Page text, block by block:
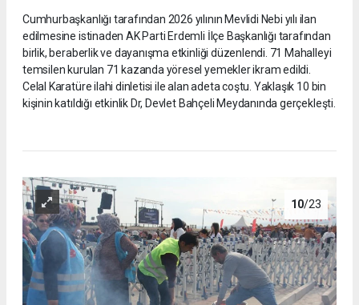
Cumhurbaşkanlığı tarafından 2026 yılının Mevlidi Nebi yılı ilan
edilmesine istinaden AK Parti Erdemli İlçe Başkanlığı tarafından
birlik, beraberlik ve dayanışma etkinliği düzenlendi. 71 Mahalleyi
temsilen kurulan 71 kazanda yöresel yemekler ikram edildi.
Celal Karatüre ilahi dinletisi ile alan adeta coştu. Yaklaşık 10 bin
kişinin katıldığı etkinlik Dr, Devlet Bahçeli Meydanında gerçekleşti.
10/23